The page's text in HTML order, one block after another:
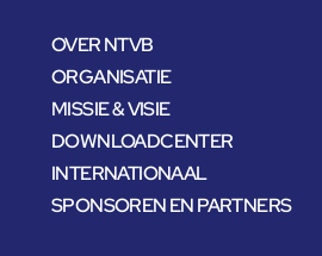
OVER NTVB
ORGANISATIE
MISSIE & VISIE
DOWNLOADCENTER
INTERNATIONAAL
SPONSOREN EN PARTNERS